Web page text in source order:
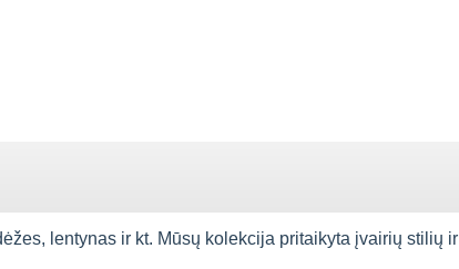
lentynas ir kt. Mūsų kolekcija pritaikyta įvairių stilių